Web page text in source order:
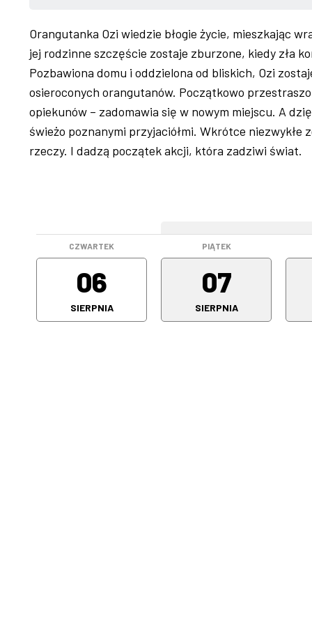
Orangutanka Ozi wiedzie błogie życie, mieszkając
jej rodzinne szczęście zostaje zburzone, kiedy zła
Pozbawiona domu i oddzielona od bliskich, Ozi
osieroconych orangutanów. Początkowo
opiekunów – zadomawia się w nowym miejscu. A
świeżo poznanymi przyjaciółmi. Wkrótce niezwykłe
rzeczy. I dadzą początek akcji, która zadziwi świat.
CZWARTEK
06
SIERPNIA
PIĄTEK
07
SIERPNIA